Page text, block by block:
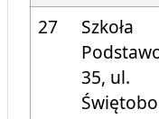
27
Szkoła
35, ul.